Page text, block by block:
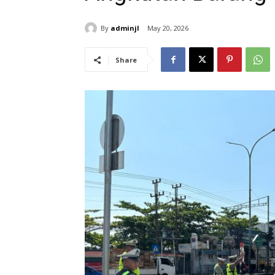
By adminjl May 20, 2026
Share